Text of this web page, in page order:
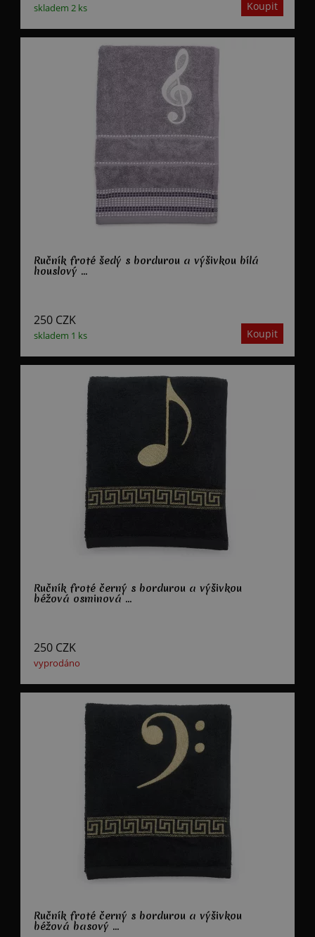
skladem 2 ks
Ručník froté šedý s bordurou a výšivkou bílá
houslový ...
skladem 1 ks
250 CZK
Ručník froté černý s bordurou a výšivkou
béžová osminová ...
vyprodáno
250 CZK
Ručník froté černý s bordurou a výšivkou
béžová basový ...